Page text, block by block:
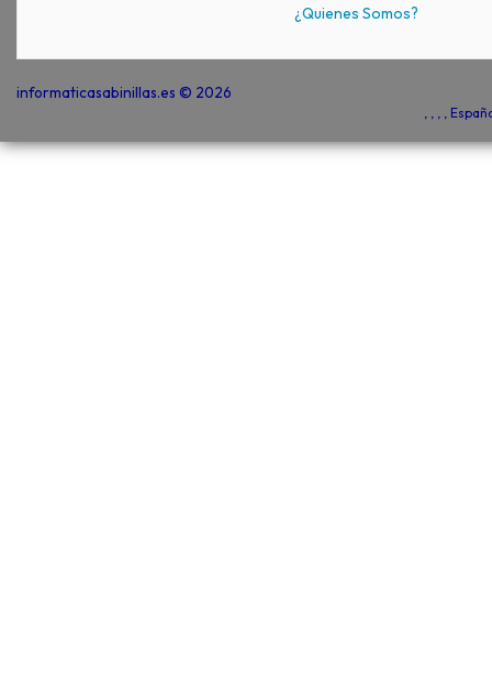
¿Quienes Somos?
informaticasabinillas.es © 2026
, , , ,